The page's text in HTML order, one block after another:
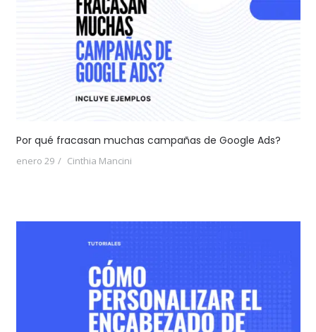
Por qué fracasan muchas campañas de Google Ads?
enero 29 Cinthia Mancini